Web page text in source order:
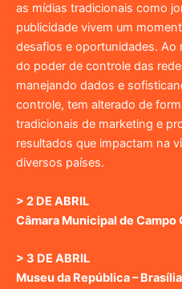
as mídias tradicionais como
publicidade vivem um
desafios e oportunidades. Ao
do poder de controle das
manejando dados e
controle, tem alterado de
tradicionais de marketing e
resultados que impactam na
diversos países.
> 2 DE ABRIL
Câmara Municipal de Campo
> 3 DE ABRIL
Museu da República –